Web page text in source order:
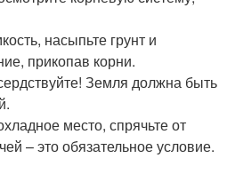
насыпьте грунт и
прикопав корни.
Земля должна быть
место, спрячьте от
– это обязательное условие.